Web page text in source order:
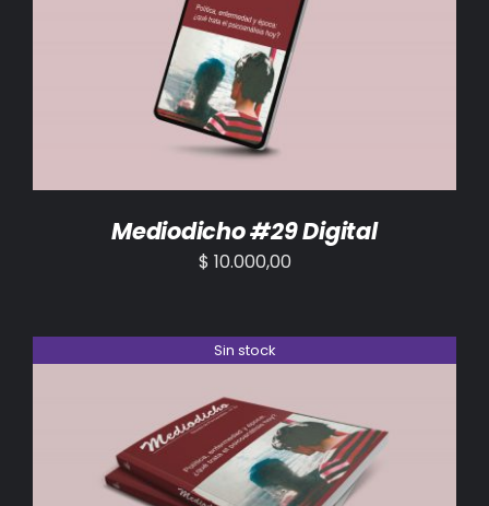
AÑADIR AL CARRITO /
Mediodicho #29 Digital
$ 10.000,00
Sin stock
DETALLES